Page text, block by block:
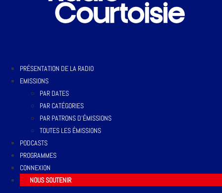
PRÉSENTATION DE LA RADIO
EMISSIONS
PAR DATES
PAR CATÉGORIES
PAR PATRONS D’ÉMISSIONS
TOUTES LES ÉMISSIONS
PODCASTS
PROGRAMMES
CONNEXION
NOUS SOUTENIR